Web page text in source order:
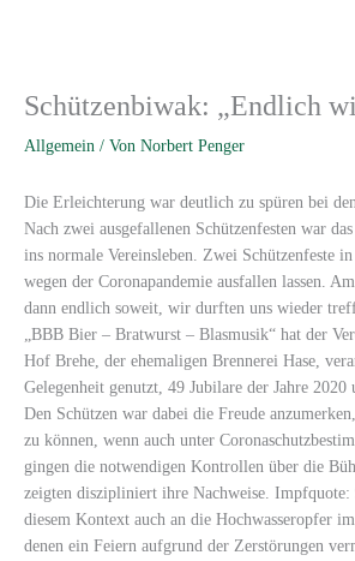
Schützenbiwak: „Endlich
Allgemein / Von Norbert Penger
Die Erleichterung war deutlich zu spüren bei
Nach zwei ausgefallenen Schützenfesten war
ins normale Vereinsleben. Zwei Schützenfeste
wegen der Coronapandemie ausfallen lassen.
dann endlich soweit, wir durften uns wieder
„BBB Bier – Bratwurst – Blasmusik“ hat der
Hof Brehe, der ehemaligen Brennerei Hase,
Gelegenheit genutzt, 49 Jubilare der Jahre 2020
Den Schützen war dabei die Freude
zu können, wenn auch unter
gingen die notwendigen Kontrollen über die
zeigten diszipliniert ihre Nachweise.
diesem Kontext auch an die Hochwasseropfer
denen ein Feiern aufgrund der Zerstörungen